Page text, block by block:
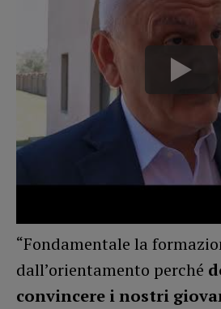
“Fondamentale la
dall’orientamento perché
convincere i nostri